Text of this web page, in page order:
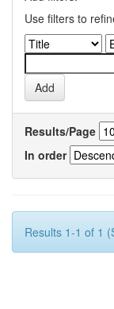
Use filters to
Results/Page
In order
Results 1-1 of 1